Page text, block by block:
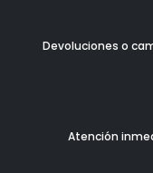
Devoluciones o
Atención